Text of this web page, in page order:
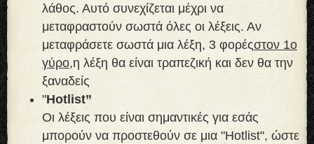
λάθος. Αυτό συνεχίζεται μέχρι να
μεταφραστούν σωστά όλες οι λέξεις. Αν
μεταφράσετε σωστά μια λέξη, 3 φορέςστον 1ο
γύρο,η λέξη θα είναι τραπεζική και δεν θα την
ξαναδείς
"Hotlist”
Οι λέξεις που είναι σημαντικές για εσάς
μπορούν να προστεθούν σε μια "Hotlist", ώστε